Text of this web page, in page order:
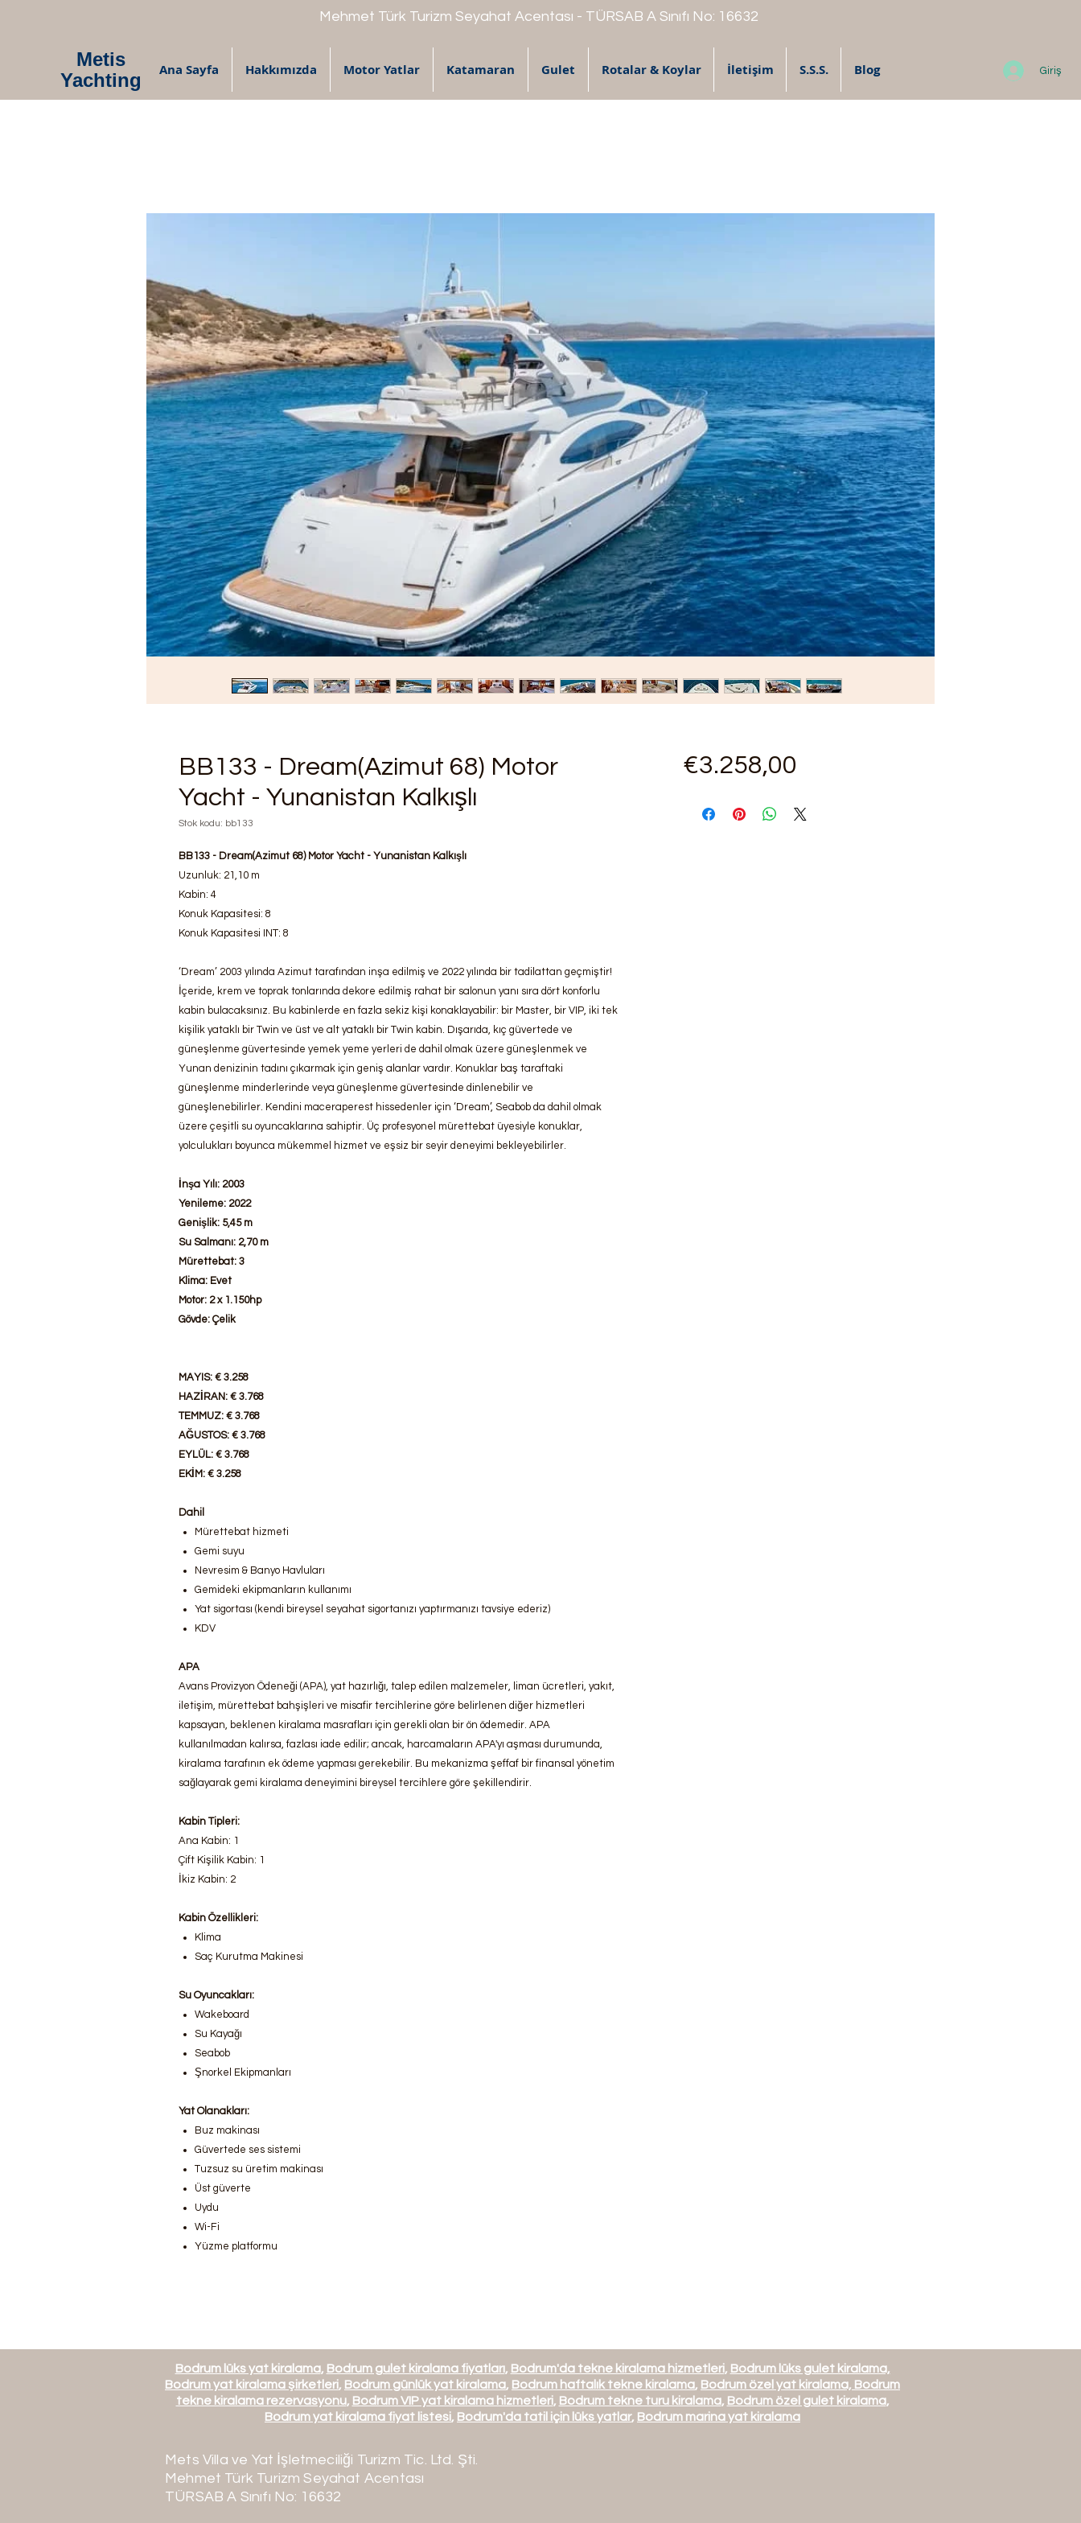
Mehmet Türk Turizm Seyahat Acentası - TÜRSAB A Sınıfı No: 16632
Metis
Yachting
Ana Sayfa Hakkımızda Motor Yatlar Katamaran Gulet Rotalar & Koylar İletişim S.S.S. Blog Giriş
BB133 - Dream(Azimut 68) Motor
Yacht - Yunanistan Kalkışlı
Stok kodu: bb133
BB133 - Dream(Azimut 68) Motor Yacht - Yunanistan Kalkışlı
Uzunluk: 21,10 m
Kabin: 4
Konuk Kapasitesi: 8
Konuk Kapasitesi INT: 8
‘Dream’ 2003 yılında Azimut tarafından inşa edilmiş ve 2022 yılında bir tadilattan geçmiştir!
İçeride, krem ve toprak tonlarında dekore edilmiş rahat bir salonun yanı sıra dört konforlu
kabin bulacaksınız. Bu kabinlerde en fazla sekiz kişi konaklayabilir: bir Master, bir VIP, iki tek
kişilik yataklı bir Twin ve üst ve alt yataklı bir Twin kabin. Dışarıda, kıç güvertede ve
güneşlenme güvertesinde yemek yeme yerleri de dahil olmak üzere güneşlenmek ve
Yunan denizinin tadını çıkarmak için geniş alanlar vardır. Konuklar baş taraftaki
güneşlenme minderlerinde veya güneşlenme güvertesinde dinlenebilir ve
güneşlenebilirler. Kendini maceraperest hissedenler için ‘Dream’, Seabob da dahil olmak
üzere çeşitli su oyuncaklarına sahiptir. Üç profesyonel mürettebat üyesiyle konuklar,
yolculukları boyunca mükemmel hizmet ve eşsiz bir seyir deneyimi bekleyebilirler.
İnşa Yılı: 2003
Yenileme: 2022
Genişlik: 5,45 m
Su Salmanı: 2,70 m
Mürettebat: 3
Klima: Evet
Motor: 2 x 1.150hp
Gövde: Çelik
MAYIS: € 3.258
HAZİRAN: € 3.768
TEMMUZ: € 3.768
AĞUSTOS: € 3.768
EYLÜL: € 3.768
EKİM: € 3.258
Dahil
Mürettebat hizmeti
Gemi suyu
Nevresim & Banyo Havluları
Gemideki ekipmanların kullanımı
Yat sigortası (kendi bireysel seyahat sigortanızı yaptırmanızı tavsiye ederiz)
KDV
APA
Avans Provizyon Ödeneği (APA), yat hazırlığı, talep edilen malzemeler, liman ücretleri, yakıt,
iletişim, mürettebat bahşişleri ve misafir tercihlerine göre belirlenen diğer hizmetleri
kapsayan, beklenen kiralama masrafları için gerekli olan bir ön ödemedir. APA
kullanılmadan kalırsa, fazlası iade edilir; ancak, harcamaların APA'yı aşması durumunda,
kiralama tarafının ek ödeme yapması gerekebilir. Bu mekanizma şeffaf bir finansal yönetim
sağlayarak gemi kiralama deneyimini bireysel tercihlere göre şekillendirir.
Kabin Tipleri:
Ana Kabin: 1
Çift Kişilik Kabin: 1
İkiz Kabin: 2
Kabin Özellikleri:
Klima
Saç Kurutma Makinesi
Su Oyuncakları:
Wakeboard
Su Kayağı
Seabob
Şnorkel Ekipmanları
Yat Olanakları:
Buz makinası
Güvertede ses sistemi
Tuzsuz su üretim makinası
Üst güverte
Uydu
Wi-Fi
Yüzme platformu
€3.258,00
Bodrum lüks yat kiralama, Bodrum gulet kiralama fiyatları, Bodrum'da tekne kiralama hizmetleri, Bodrum lüks gulet kiralama,
Bodrum yat kiralama şirketleri, Bodrum günlük yat kiralama, Bodrum haftalık tekne kiralama, Bodrum özel yat kiralama, Bodrum
tekne kiralama rezervasyonu, Bodrum VIP yat kiralama hizmetleri, Bodrum tekne turu kiralama, Bodrum özel gulet kiralama,
Bodrum yat kiralama fiyat listesi, Bodrum'da tatil için lüks yatlar, Bodrum marina yat kiralama
Mets Villa ve Yat İşletmeciliği Turizm Tic. Ltd. Şti.
Mehmet Türk Turizm Seyahat Acentası
TÜRSAB A Sınıfı No: 16632